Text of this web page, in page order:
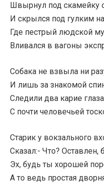
Швырнул под скамейку
И скрылся под гулким
Где пестрый людской
Вливался в вагоны
Собака не взвыла ни
И лишь за знакомой
Следили два карие глаза
С почти человечьей
Старик у вокзального
Сказал:- Что? Оставлен,
Эх, будь ты хорошей
А то ведь простая